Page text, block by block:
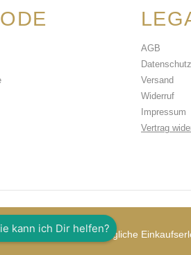
AGB
Datenschutz
Versand
Widerruf
Impressum
Vertrag
Copyright © 2026, Afri Mode Eugenie
Shop erstellt mit VersaCommerce.
um Ihnen das bestmögliche